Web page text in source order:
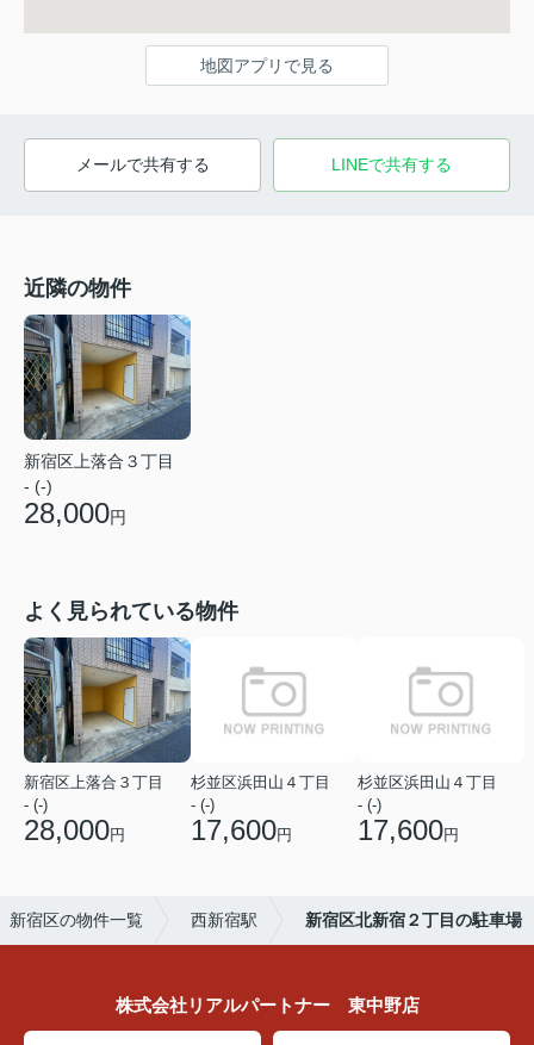
地図アプリで見る
メールで共有する LINEで共有する
近隣の物件
新宿区上落合３丁目
- (-)
28,000円
よく見られている物件
新宿区上落合３丁目
- (-)
28,000円
杉並区浜田山４丁目
- (-)
17,600円
杉並区浜田山４丁目
- (-)
17,600円
新宿区の物件一覧 西新宿駅 新宿区北新宿２丁目の駐車場
株式会社リアルパートナー 東中野店